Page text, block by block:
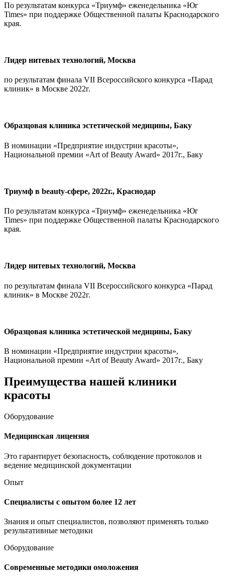
По результатам конкурса «Триумф» еженедельника «Юг
Times» при поддержке Общественной палаты Краснодарского
края.
Лидер нитевых технологий, Москва
по результатам финала VII Всероссийского конкурса «Парад
клиник» в Москве 2022г.
Образцовая клиника эстетической медицины, Баку
В номинации «Предприятие индустрии красоты»,
Национальной премии «Art of Beauty Award» 2017г., Баку
Триумф в beauty-сфере, 2022г., Краснодар
По результатам конкурса «Триумф» еженедельника «Юг
Times» при поддержке Общественной палаты Краснодарского
края.
Лидер нитевых технологий, Москва
по результатам финала VII Всероссийского конкурса «Парад
клиник» в Москве 2022г.
Образцовая клиника эстетической медицины, Баку
В номинации «Предприятие индустрии красоты»,
Национальной премии «Art of Beauty Award» 2017г., Баку
Преимущества нашей клиники
красоты
Оборудование
Медицинская лицензия
Это гарантирует безопасность, соблюдение протоколов и
ведение медицинской документации
Опыт
Специалисты с опытом более 12 лет
Знания и опыт специалистов, позволяют применять только
результативные методики
Оборудование
Современные методики омоложения